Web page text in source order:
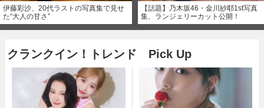
伊藤彩沙、20代ラストの写真集で見せ
た“大人の甘さ”
【話題】乃木坂46・金川紗耶1st写真
集、ランジェリーカット公開！
クランクイン！トレンド Pick Up